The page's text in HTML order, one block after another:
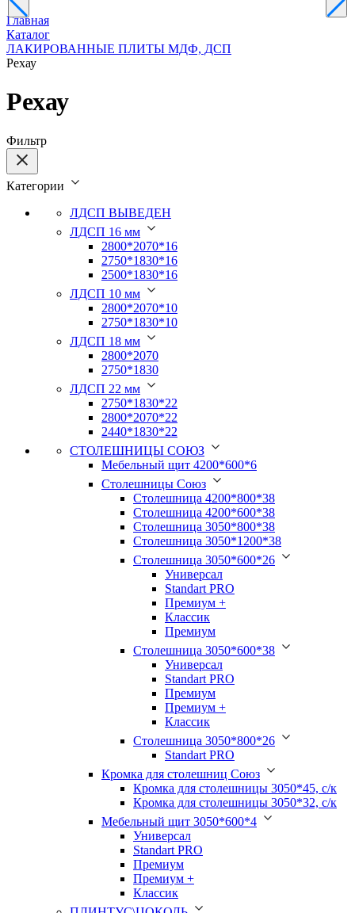
Главная
Каталог
ЛАКИРОВАННЫЕ ПЛИТЫ МДФ, ДСП
Рехау
Рехау
Фильтр
Категории
ЛДСП ВЫВЕДЕН
ЛДСП 16 мм
2800*2070*16
2750*1830*16
2500*1830*16
ЛДСП 10 мм
2800*2070*10
2750*1830*10
ЛДСП 18 мм
2800*2070
2750*1830
ЛДСП 22 мм
2750*1830*22
2800*2070*22
2440*1830*22
СТОЛЕШНИЦЫ СОЮЗ
Мебельный щит 4200*600*6
Столешницы Союз
Столешница 4200*800*38
Столешница 4200*600*38
Столешница 3050*800*38
Столешница 3050*1200*38
Столешница 3050*600*26
Универсал
Standart PRO
Премиум +
Классик
Премиум
Столешница 3050*600*38
Универсал
Standart PRO
Премиум
Премиум +
Классик
Столешница 3050*800*26
Standart PRO
Кромка для столешниц Союз
Кромка для столешницы 3050*45, с/к
Кромка для столешницы 3050*32, с/к
Мебельный щит 3050*600*4
Универсал
Standart PRO
Премиум
Премиум +
Классик